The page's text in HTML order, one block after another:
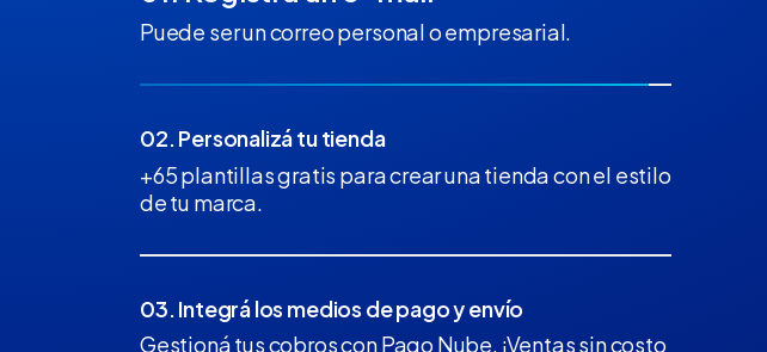
Puede ser un correo personal o empresarial.
02. Personalizá tu tienda
+65 plantillas gratis para crear una tienda con el estilo
de tu marca.
03. Integrá los medios de pago y envío
Gestioná tus cobros con Pago Nube. ¡Ventas sin costo